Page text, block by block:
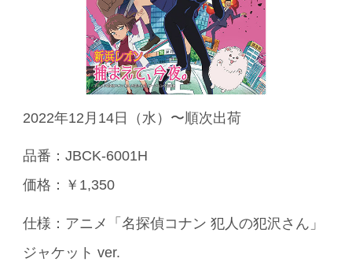
2022年12月14日（水）〜順次出荷
品番：JBCK-6001H
価格：￥1,350
仕様：アニメ「名探偵コナン 犯人の犯沢さん」
ジャケット ver.